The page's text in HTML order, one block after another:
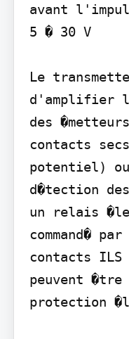
avant
5 � 30 V
Le
d'amplifier
des
contacts
potentiel)
d�tection
un relais
command�
contacts ILS
peuvent �tre
protection